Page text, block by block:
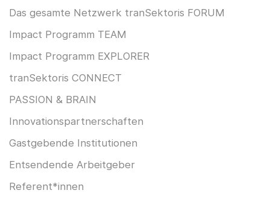
Das gesamte Netzwerk tranSektoris FORUM
Impact Programm TEAM
Impact Programm EXPLORER
tranSektoris CONNECT
PASSION & BRAIN
Innovationspartnerschaften
Gastgebende Institutionen
Entsendende Arbeitgeber
Referent*innen